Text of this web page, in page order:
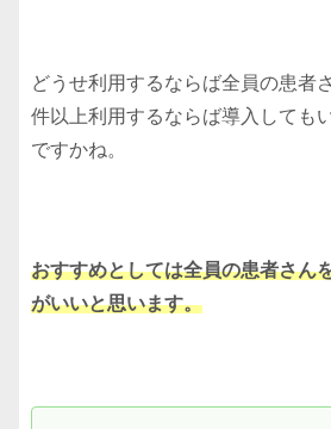
どうせ利用するならば全員の患者
件以上利用するならば導入しても
ですかね。
おすすめとしては全員の患者さん
がいいと思います。